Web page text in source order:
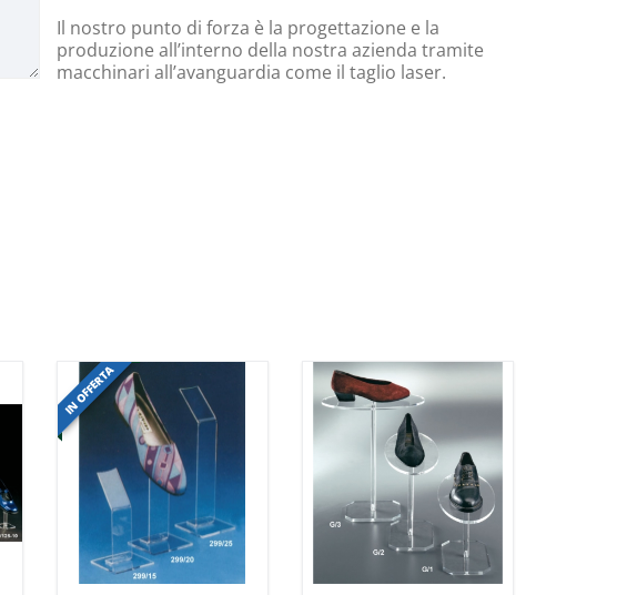
Il nostro punto di forza è la progettazione e la
produzione all’interno della nostra azienda tramite
macchinari all’avanguardia come il taglio laser.
IN OFFERTA